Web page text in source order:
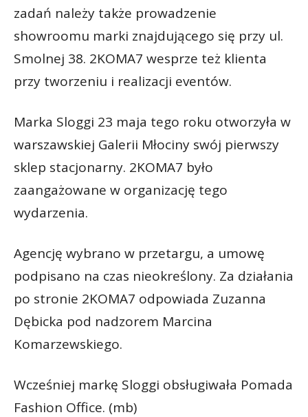
zadań należy także prowadzenie
showroomu marki znajdującego się przy ul.
Smolnej 38. 2KOMA7 wesprze też klienta
przy tworzeniu i realizacji eventów.
Marka Sloggi 23 maja tego roku otworzyła w
warszawskiej Galerii Młociny swój pierwszy
sklep stacjonarny. 2KOMA7 było
zaangażowane w organizację tego
wydarzenia.
Agencję wybrano w przetargu, a umowę
podpisano na czas nieokreślony. Za działania
po stronie 2KOMA7 odpowiada Zuzanna
Dębicka pod nadzorem Marcina
Komarzewskiego.
Wcześniej markę Sloggi obsługiwała Pomada
Fashion Office. (mb)